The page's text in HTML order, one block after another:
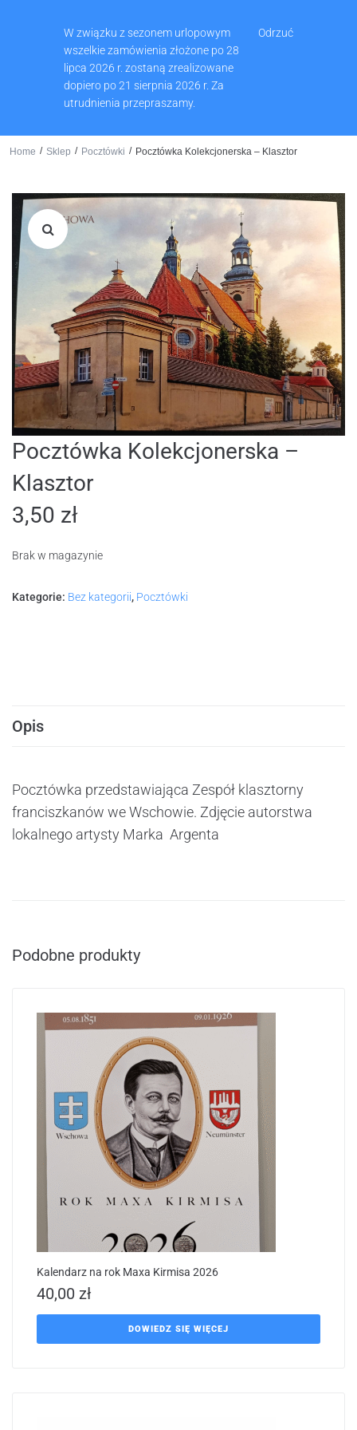
W związku z sezonem urlopowym
wszelkie zamówienia złożone po 28
lipca 2026 r. zostaną zrealizowane
dopiero po 21 sierpnia 2026 r. Za
utrudnienia przepraszamy.
Odrzuć
65 540 74 61
Home / Sklep / Pocztówki / Pocztówka Kolekcjonerska – Klasztor
Pocztówka Kolekcjonerska –
Klasztor
3,50 zł
Brak w magazynie
Kategorie: Bez kategorii, Pocztówki
Opis
Pocztówka przedstawiająca Zespół klasztorny
franciszkanów we Wschowie. Zdjęcie autorstwa
lokalnego artysty Marka Argenta
Podobne produkty
Kalendarz na rok Maxa Kirmisa 2026
40,00 zł
DOWIEDZ SIĘ WIĘCEJ